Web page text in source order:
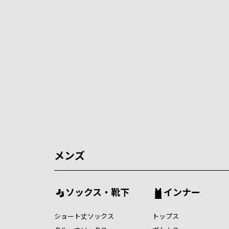
メンズ
ソックス・靴下
ショート丈ソックス
インナー
トップス